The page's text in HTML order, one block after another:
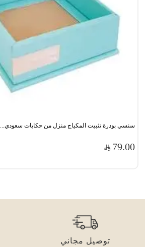
سنسي بودرة تثبيت المكياج منزل من حكايات سعودي...
79.00
توصيل مجاني